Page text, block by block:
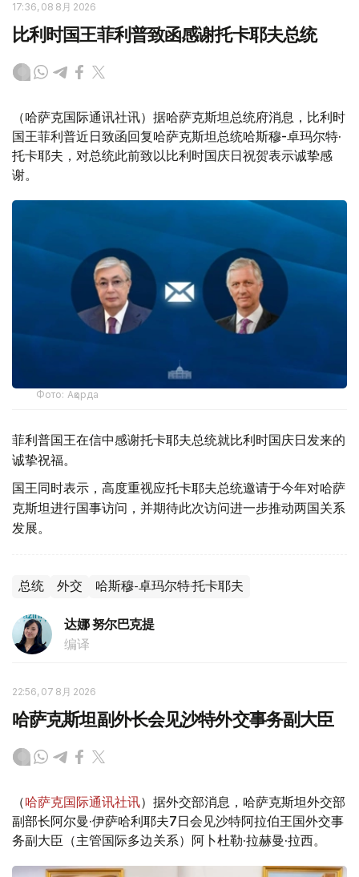
17:36, 08 8月 2026
比利时国王菲利普致函感谢托卡耶夫总统
（哈萨克国际通讯社讯）据哈萨克斯坦总统府消息，比利时
国王菲利普近日致函回复哈萨克斯坦总统哈斯穆-卓玛尔特·
托卡耶夫，对总统此前致以比利时国庆日祝贺表示诚挚感
谢。
Фото: Ақорда
菲利普国王在信中感谢托卡耶夫总统就比利时国庆日发来的
诚挚祝福。
国王同时表示，高度重视应托卡耶夫总统邀请于今年对哈萨
克斯坦进行国事访问，并期待此次访问进一步推动两国关系
发展。
总统 外交 哈斯穆-卓玛尔特·托卡耶夫
达娜 努尔巴克提
编译
22:56, 07 8月 2026
哈萨克斯坦副外长会见沙特外交事务副大臣
（哈萨克国际通讯社讯）据外交部消息，哈萨克斯坦外交部
副部长阿尔曼·伊萨哈利耶夫7日会见沙特阿拉伯王国外交事
务副大臣（主管国际多边关系）阿卜杜勒·拉赫曼·拉西。